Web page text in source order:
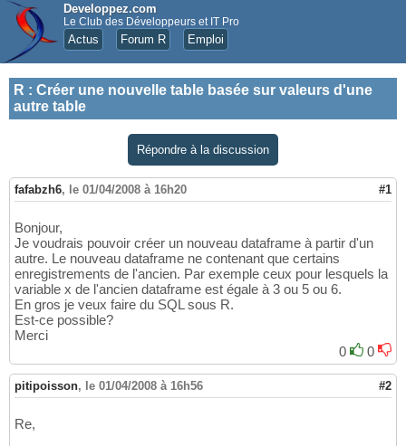
Developpez.com
Le Club des Développeurs et IT Pro
Actus Forum R Emploi
R : Créer une nouvelle table basée sur valeurs d'une
autre table
Répondre à la discussion
fafabzh6, le 01/04/2008 à 16h20 #1
Bonjour,
Je voudrais pouvoir créer un nouveau dataframe à partir d'un
autre. Le nouveau dataframe ne contenant que certains
enregistrements de l'ancien. Par exemple ceux pour lesquels la
variable x de l'ancien dataframe est égale à 3 ou 5 ou 6.
En gros je veux faire du SQL sous R.
Est-ce possible?
Merci
0
0
pitipoisson, le 01/04/2008 à 16h56 #2
Re,